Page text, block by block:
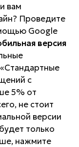
вам
Проведите
Google
версия
с
5% от
не стоит
версии
только
нажмите